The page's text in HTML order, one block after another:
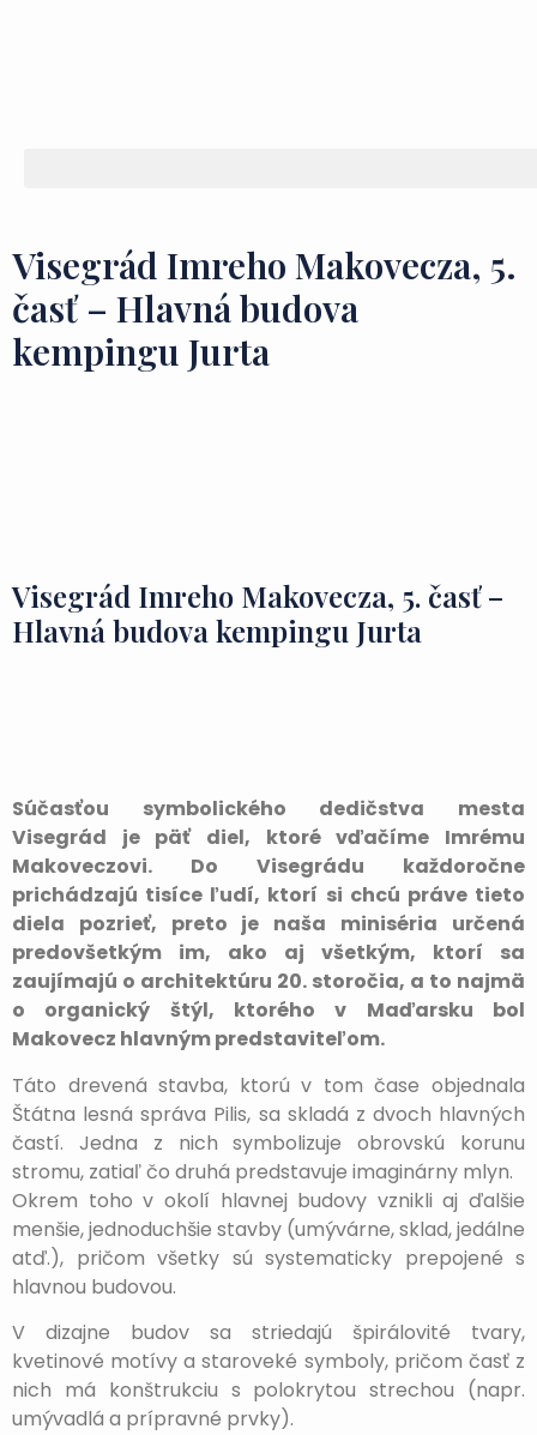
Visegrád Imreho Makovecza, 5.
časť – Hlavná budova
kempingu Jurta
Visegrád Imreho Makovecza, 5. časť –
Hlavná budova kempingu Jurta
Súčasťou symbolického dedičstva mesta
Visegrád je päť diel, ktoré vďačíme Imrému
Makoveczovi. Do Visegrádu každoročne
prichádzajú tisíce ľudí, ktorí si chcú práve tieto
diela pozrieť, preto je naša miniséria určená
predovšetkým im, ako aj všetkým, ktorí sa
zaujímajú o architektúru 20. storočia, a to najmä
o organický štýl, ktorého v Maďarsku bol
Makovecz hlavným predstaviteľom.
Táto drevená stavba, ktorú v tom čase objednala
Štátna lesná správa Pilis, sa skladá z dvoch hlavných
častí. Jedna z nich symbolizuje obrovskú korunu
stromu, zatiaľ čo druhá predstavuje imaginárny mlyn.
Okrem toho v okolí hlavnej budovy vznikli aj ďalšie
menšie, jednoduchšie stavby (umývárne, sklad, jedálne
atď.), pričom všetky sú systematicky prepojené s
hlavnou budovou.
V dizajne budov sa striedajú špirálovité tvary,
kvetinové motívy a staroveké symboly, pričom časť z
nich má konštrukciu s polokrytou strechou (napr.
umývadlá a prípravné prvky).